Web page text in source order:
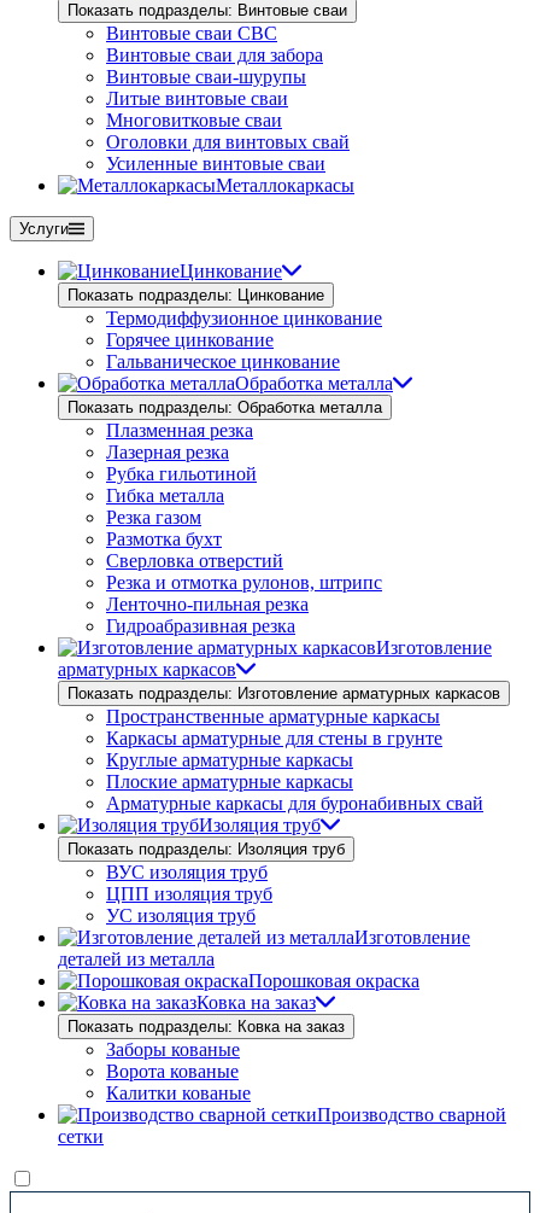
Показать подразделы: Винтовые сваи
Винтовые сваи СВС
Винтовые сваи для забора
Винтовые сваи-шурупы
Литые винтовые сваи
Многовитковые сваи
Оголовки для винтовых свай
Усиленные винтовые сваи
Металлокаркасы
Услуги
Цинкование
Показать подразделы: Цинкование
Термодиффузионное цинкование
Горячее цинкование
Гальваническое цинкование
Обработка металла
Показать подразделы: Обработка металла
Плазменная резка
Лазерная резка
Рубка гильотиной
Гибка металла
Резка газом
Размотка бухт
Сверловка отверстий
Резка и отмотка рулонов, штрипс
Ленточно-пильная резка
Гидроабразивная резка
Изготовление
арматурных каркасов
Показать подразделы: Изготовление арматурных каркасов
Пространственные арматурные каркасы
Каркасы арматурные для стены в грунте
Круглые арматурные каркасы
Плоские арматурные каркасы
Арматурные каркасы для буронабивных свай
Изоляция труб
Показать подразделы: Изоляция труб
ВУС изоляция труб
ЦПП изоляция труб
УС изоляция труб
Изготовление
деталей из металла
Порошковая окраска
Ковка на заказ
Показать подразделы: Ковка на заказ
Заборы кованые
Ворота кованые
Калитки кованые
Производство сварной
сетки